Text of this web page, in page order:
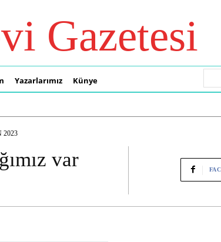
Gazetesi
Yazarlarımız Künye
2023
var